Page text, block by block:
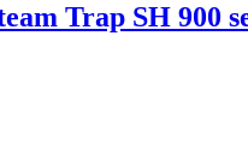
Trap SH 900